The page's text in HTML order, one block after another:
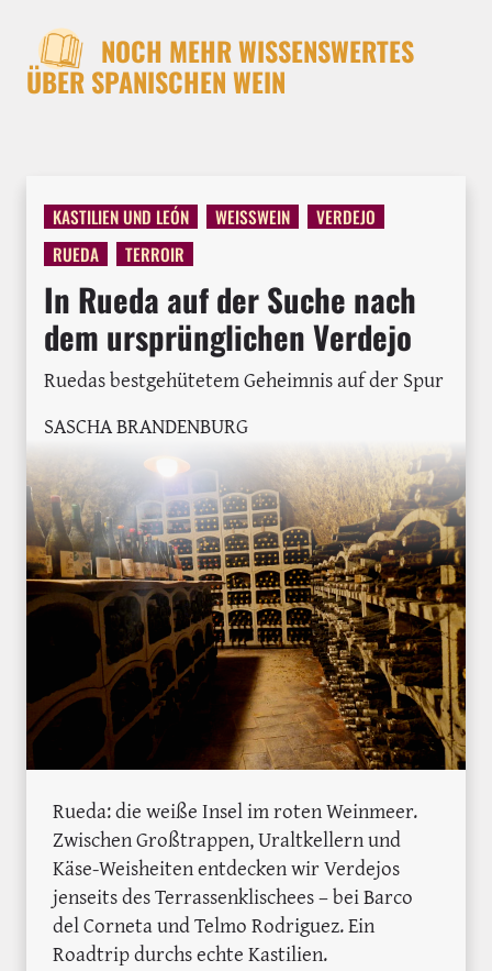
NOCH MEHR WISSENSWERTES
ÜBER SPANISCHEN WEIN
KASTILIEN UND LEÓN WEISSWEIN
VERDEJO
RUEDA
TERROIR
In Rueda auf der Suche nach
dem ursprünglichen Verdejo
Ruedas bestgehütetem Geheimnis auf der Spur
SASCHA BRANDENBURG
Rueda: die weiße Insel im roten Weinmeer.
Zwischen Großtrappen, Uraltkellern und
Käse-Weisheiten entdecken wir Verdejos
jenseits des Terrassenklischees – bei Barco
del Corneta und Telmo Rodriguez. Ein
Roadtrip durchs echte Kastilien.